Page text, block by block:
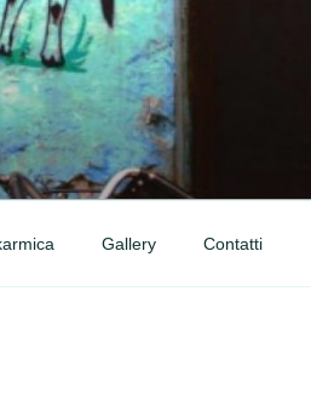
Gallery Contatti